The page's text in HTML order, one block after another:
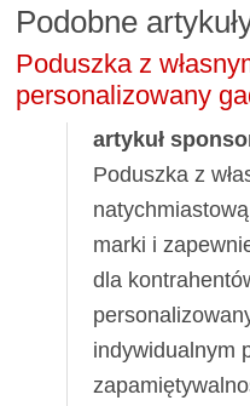
Podobne
Poduszka z
personalizowany
artykuł
Poduszka z
marki i
dla
indywidualnym